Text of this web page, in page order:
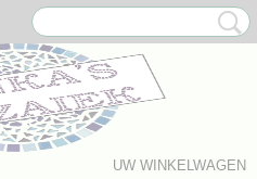
UW WINKELWAGEN